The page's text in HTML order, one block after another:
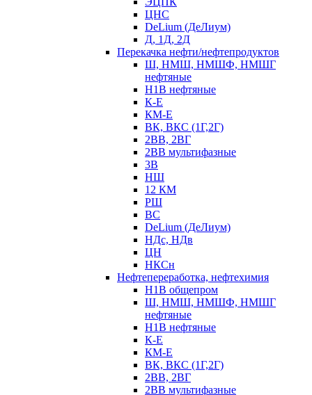
ЦНС
DeLium (ДеЛиум)
Д, 1Д, 2Д
Перекачка нефти/нефтепродуктов
Ш, НМШ, НМШФ, НМШГ
нефтяные
Н1В нефтяные
К-Е
КМ-Е
ВК, ВКС (1Г,2Г)
2ВВ, 2ВГ
2ВВ мультифазные
3В
НШ
12 КМ
РШ
ВС
DeLium (ДеЛиум)
НДс, НДв
ЦН
НКСн
Нефтепереработка, нефтехимия
Н1В общепром
Ш, НМШ, НМШФ, НМШГ
нефтяные
Н1В нефтяные
К-Е
КМ-Е
ВК, ВКС (1Г,2Г)
2ВВ, 2ВГ
2ВВ мультифазные